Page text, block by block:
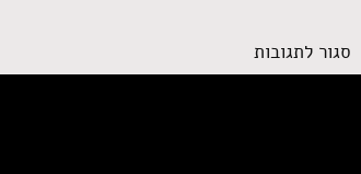
סגור לתגובותעל
יחס